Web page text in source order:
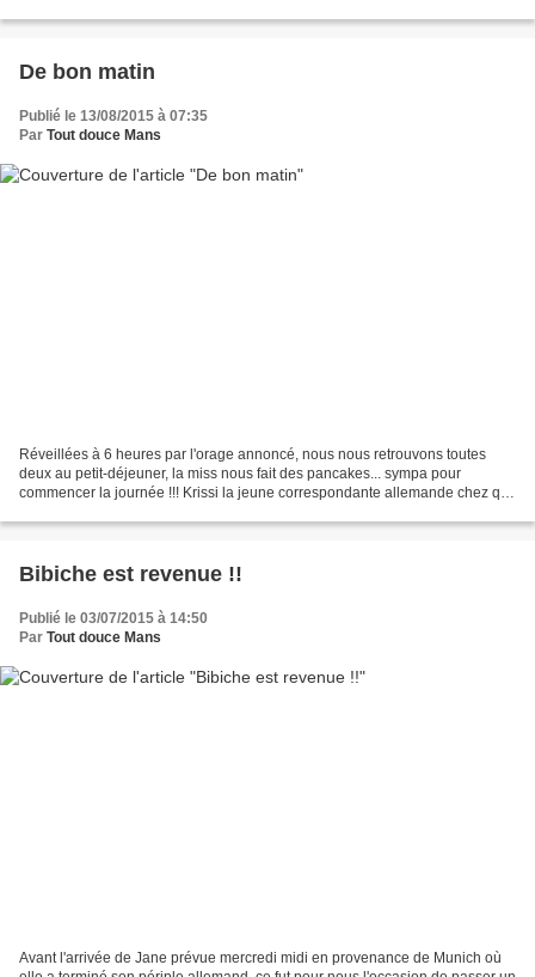
De bon matin
Publié le 13/08/2015 à 07:35
Par Tout douce Mans
Réveillées à 6 heures par l'orage annoncé, nous nous retrouvons toutes
deux au petit-déjeuner, la miss nous fait des pancakes... sympa pour
commencer la journée !!! Krissi la jeune correspondante allemande chez qui
Bibiche est revenue !!
Publié le 03/07/2015 à 14:50
Par Tout douce Mans
Avant l'arrivée de Jane prévue mercredi midi en provenance de Munich où